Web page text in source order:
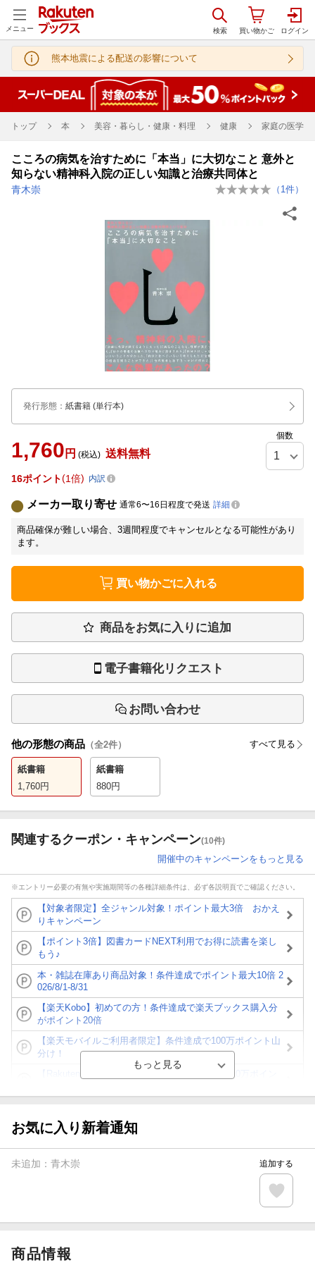
メニュー
熊本地震による配送の影響について
トップ 本 美容・暮らし・健康・料理 健康 家庭の医学
こころの病気を治すために「本当」に大切なこと 意外と
知らない精神科入院の正しい知識と治療共同体と
青木崇 （ 1 件）
発行形態 ： 紙書籍 (単行本)
1,760 円 (税込) 送料無料
個数
16ポイント 1倍 内訳
メーカー取り寄せ 通常6〜16日程度で発送 詳細
商品確保が難しい場合、3週間程度でキャンセルとなる可能性があり
ます。
買い物かごに入れる
商品をお気に入りに追加
電子書籍化リクエスト
お問い合わせ
他の形態の商品 （全2件） すべて見る
紙書籍
1,760円
紙書籍
880円
関連するクーポン・キャンペーン(10件)
開催中のキャンペーンをもっと見る
※エントリー必要の有無や実施期間等の各種詳細条件は、必ず各説明頁でご確認ください。
【対象者限定】全ジャンル対象！ポイント最大3倍 おかえ
りキャンペーン
【ポイント3倍】図書カードNEXT利用でお得に読書を楽し
もう♪
本・雑誌在庫あり商品対象！条件達成でポイント最大10倍 2
026/8/1-8/31
【楽天Kobo】初めての方！条件達成で楽天ブックス購入分
がポイント20倍
【楽天モバイルご利用者限定】条件達成で100万ポイント山
分け！
が当たる！
楽天モバイル紹介キャンペーンの拡散で300円OFFクーポン
条件達成で楽天限定・宝塚歌劇 宙組貸切公演ペアチケット
お気に入り新着通知
未追加： 青木崇 追加する
商品情報